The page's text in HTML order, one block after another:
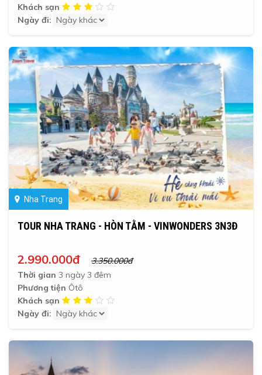
Khách sạn
Ngày đi:
Nha Trang
TOUR NHA TRANG - HÒN TẰM - VINWONDERS 3N3Đ
2.990.000đ
3.350.000đ
Thời gian 3 ngày 3 đêm
Phương tiện Ôtô
Khách sạn
Ngày đi: